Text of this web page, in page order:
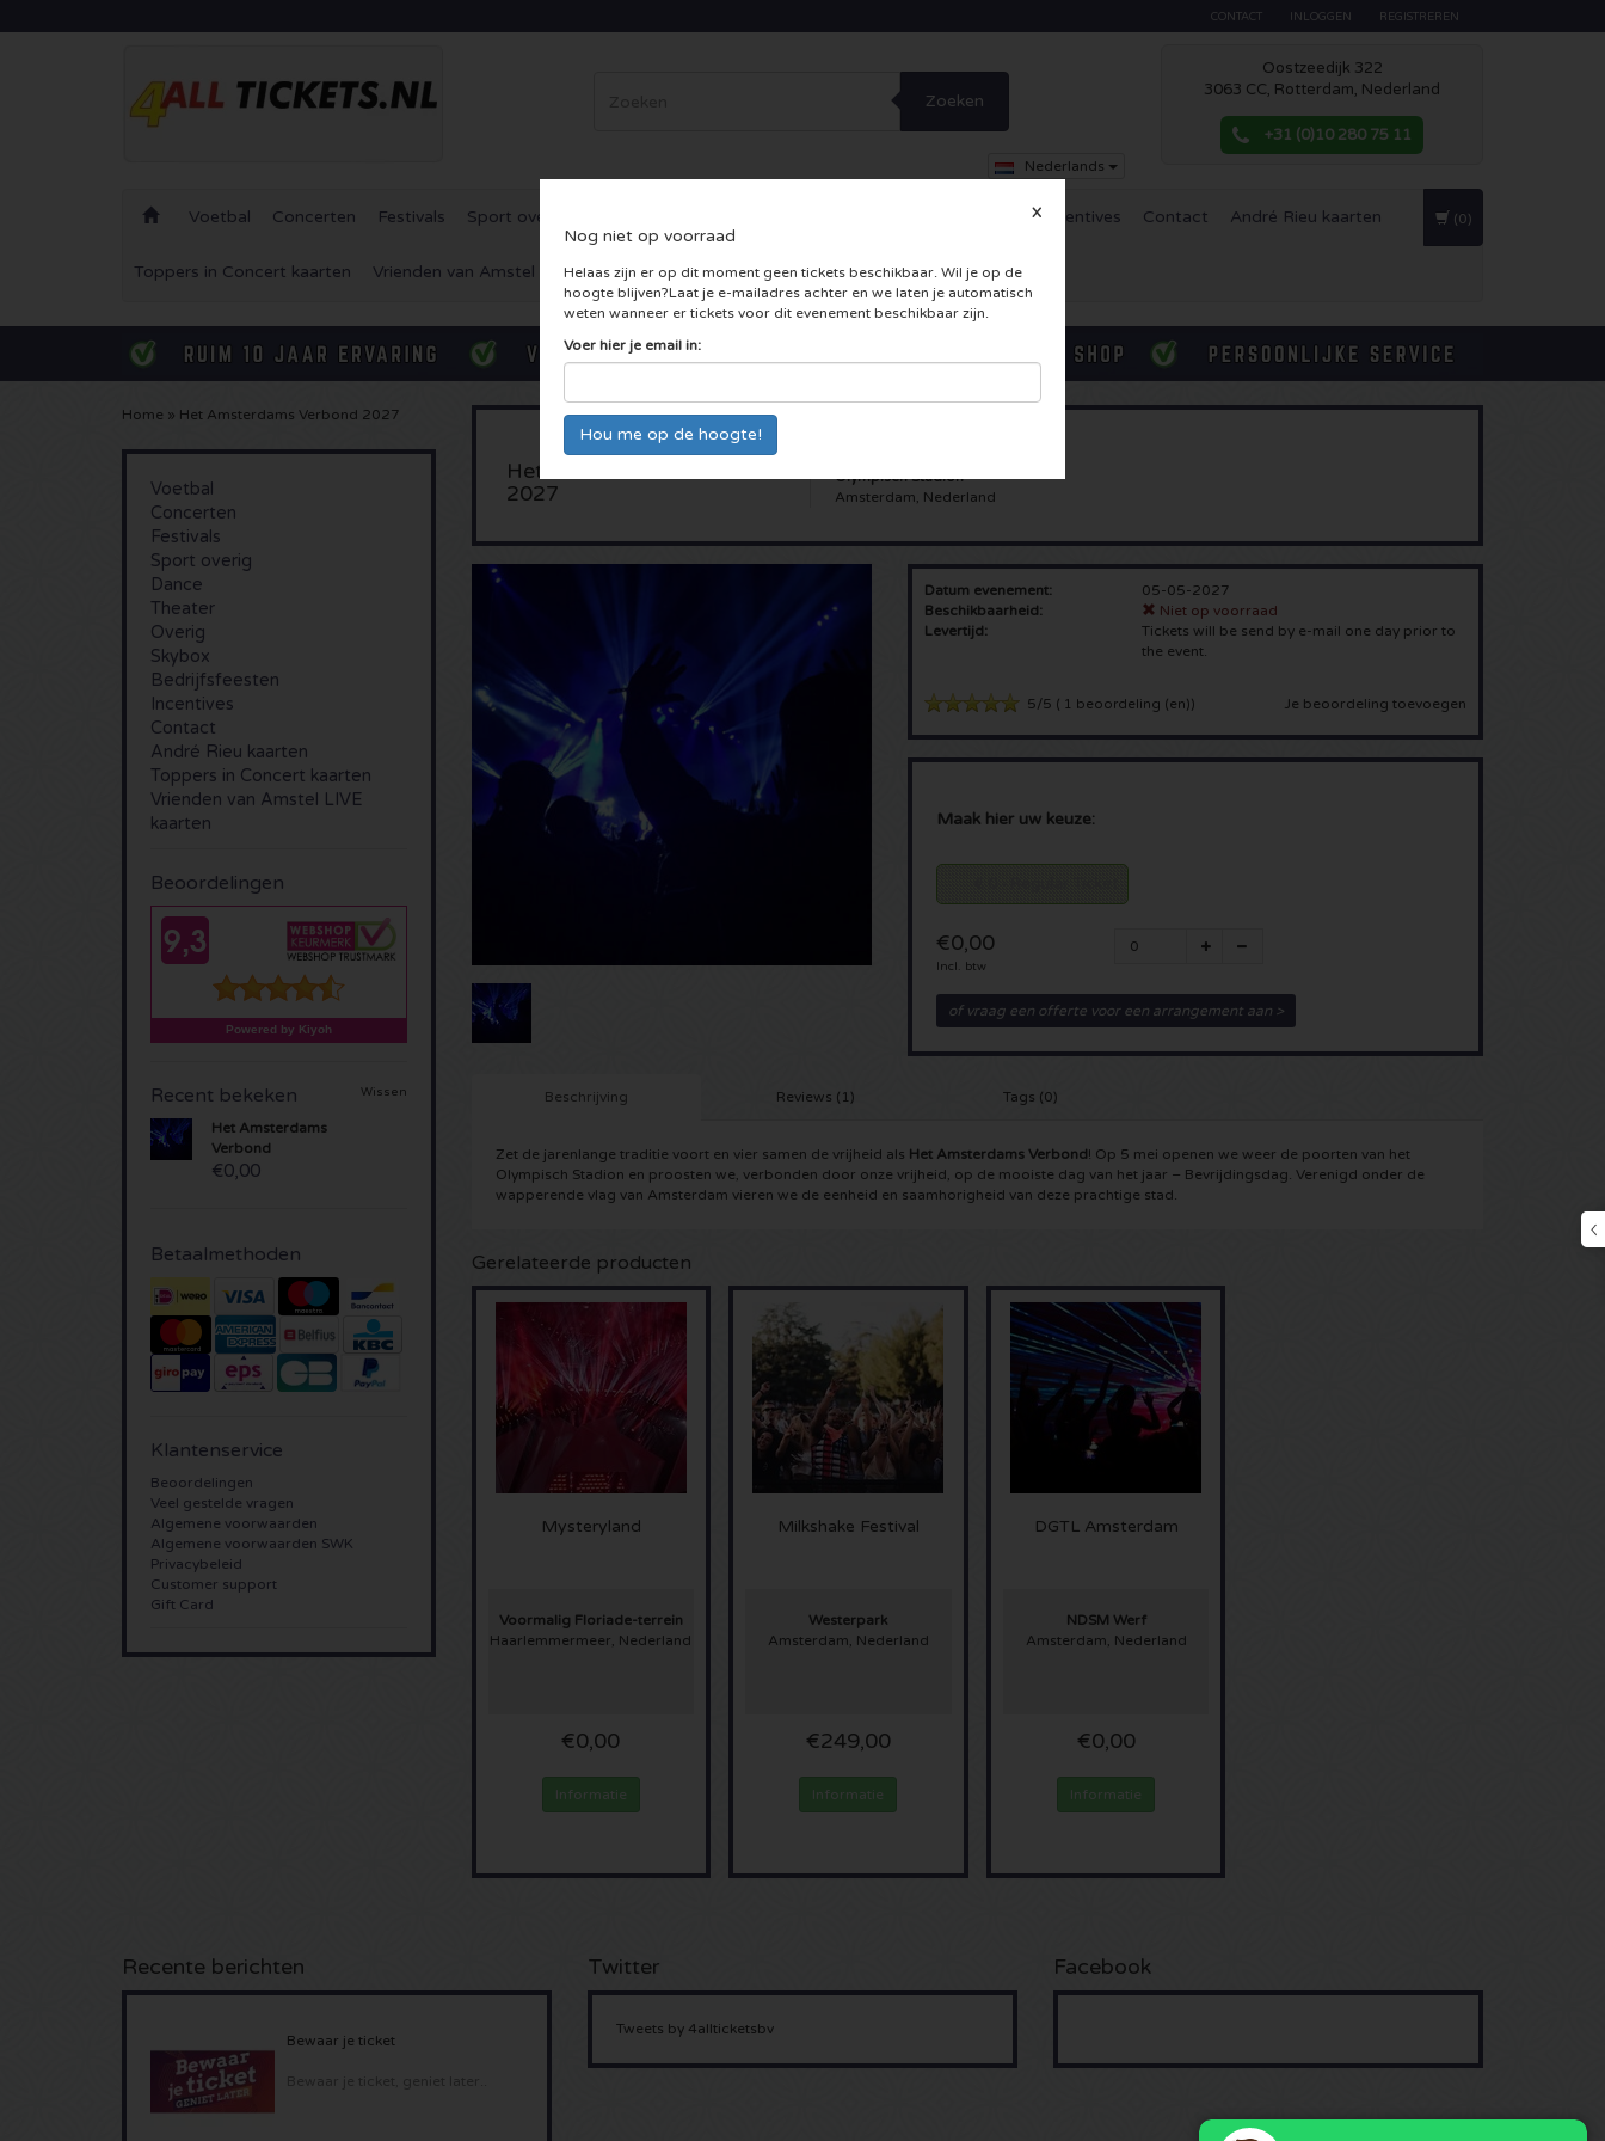
CONTACT INLOGGEN REGISTREREN
Zoeken
Nederlands
Oostzeedijk 322
3063 CC, Rotterdam, Nederland
+31 (0)10 280 75 11
Voetbal Concerten Festivals Sport overig Incentives Contact André Rieu kaarten
Toppers in Concert kaarten Vrienden van Amstel LIVE kaarten
(0)
Nog niet op voorraad
X
Helaas zijn er op dit moment geen tickets beschikbaar. Wil je op de
hoogte blijven?Laat je e-mailadres achter en we laten je automatisch
weten wanneer er tickets voor dit evenement beschikbaar zijn.
Voer hier je email in:
Home » Het Amsterdams Verbond 2027
Voetbal
Concerten
Festivals
Sport overig
Dance
Theater
Overig
Skybox
Bedrijfsfeesten
Incentives
Contact
André Rieu kaarten
Toppers in Concert kaarten
Vrienden van Amstel LIVE
kaarten
Beoordelingen
Recent bekeken Wissen
Het Amsterdams
Verbond
€0,00
Betaalmethoden
Klantenservice
Beoordelingen
Veel gestelde vragen
Algemene voorwaarden
Algemene voorwaarden SWK
Privacybeleid
Customer support
Gift Card
Het Amsterdams Verbond
2027
Olympisch Stadion
Amsterdam, Nederland
Datum evenement:
05-05-2027
Beschikbaarheid:
Niet op voorraad
Levertijd:
Tickets will be send by e-mail one day prior to
the event.
5/5 ( 1 beoordeling (en)) Je beoordeling toevoegen
Maak hier uw keuze:
€0,00
Incl. btw
of vraag een offerte voor een arrangement aan >
Beschrijving Reviews (1) Tags (0)
Zet de jarenlange traditie voort en vier samen de vrijheid als Het Amsterdams Verbond! Op 5 mei openen we weer de poorten van het
Olympisch Stadion en proosten we, verbonden door onze vrijheid, op de mooiste dag van het jaar – Bevrijdingsdag. Verenigd onder de
wapperende vlag van Amsterdam vieren we de eenheid en saamhorigheid van deze prachtige stad.
Gerelateerde producten
Mysteryland
Voormalig Floriade-terrein
Haarlemmermeer, Nederland
€0,00
Informatie
Milkshake Festival
Westerpark
Amsterdam, Nederland
€249,00
Informatie
DGTL Amsterdam
NDSM Werf
Amsterdam, Nederland
€0,00
Informatie
Recente berichten
Bewaar je ticket
Twitter
Tweets by 4allticketsbv
Facebook